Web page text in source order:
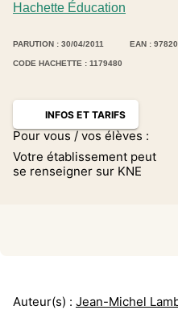
Hachette Éducation
PARUTION : 30/04/2011 EAN :
CODE HACHETTE : 1179480
INFOS ET TARIFS
Pour vous / vos élèves :
Votre établissement peut
se renseigner sur KNE
Auteur(s) : Jean-Michel